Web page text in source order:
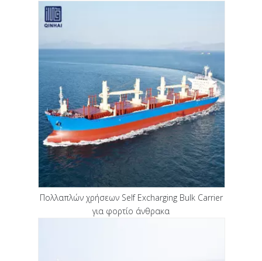
Πολλαπλών χρήσεων Self Excharging Bulk Carrier
για φορτίο άνθρακα